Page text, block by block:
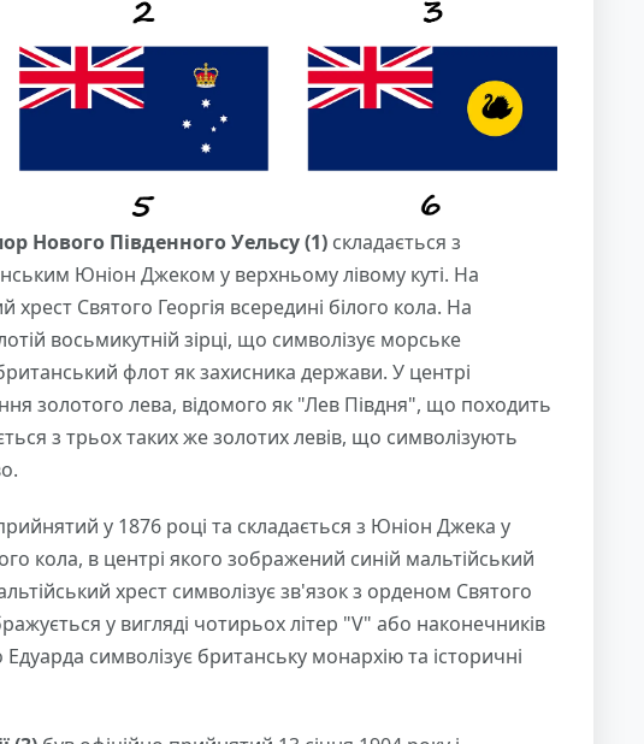
Нового Південного Уельсу (1) складається з
Юніон Джеком у верхньому лівому куті. На
Святого Георгія всередині білого кола. На
восьмикутній зірці, що символізує морське
флот як захисника держави. У центрі
золотого лева, відомого як "Лев Півдня", що походить
з трьох таких же золотих левів, що символізують
у 1876 році та складається з Юніон Джека у
кола, в центрі якого зображений синій мальтійський
хрест символізує зв'язок з орденом Святого
у вигляді чотирьох літер "V" або наконечників
Едуарда символізує британську монархію та історичні